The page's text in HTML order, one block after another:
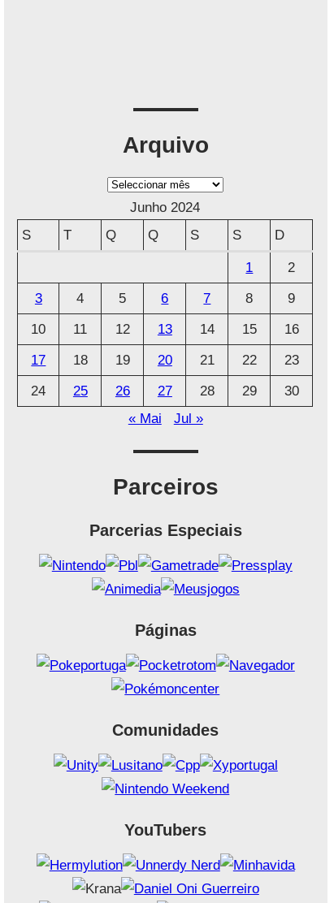
Arquivo
A
q
Junho 2024
S
T Q Q S S D
1
2
3
4 5 6 7 8
9
10
11 12 13 14 15
16
17
18 19 20 21 22
23
24
25 26 27 28 29
30
« Mai
Jul »
Parceiros
Parcerias Especiais
Páginas
Comunidades
YouTubers